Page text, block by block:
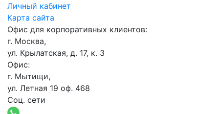
Личный кабинет
Карта сайта
Офис для корпоративных клиентов:
г. Москва,
ул. Крылатская, д. 17, к. 3
Офис:
г. Мытищи,
ул. Летная 19 оф. 468
Соц. сети